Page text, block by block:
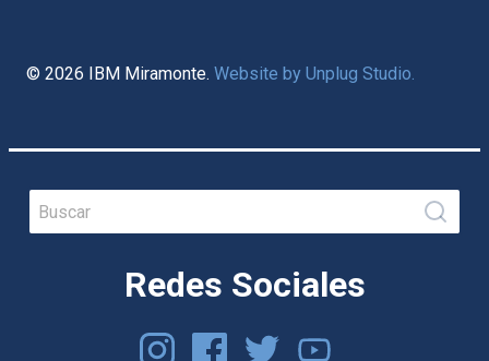
© 2026 IBM Miramonte. Website by Unplug Studio.
for:
Redes Sociales
instagram
Facebook
twitteryoutube